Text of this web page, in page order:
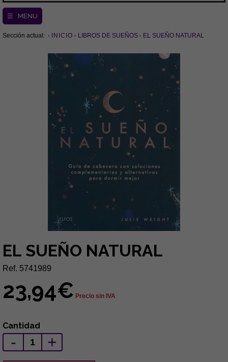
☰ MENU
Sección actual: INICIO LIBROS DE SUEÑOS EL SUEÑO NATURAL
EL SUEÑO NATURAL
Ref. 5741989
23,94€ Precio sin IVA
Cantidad
- +